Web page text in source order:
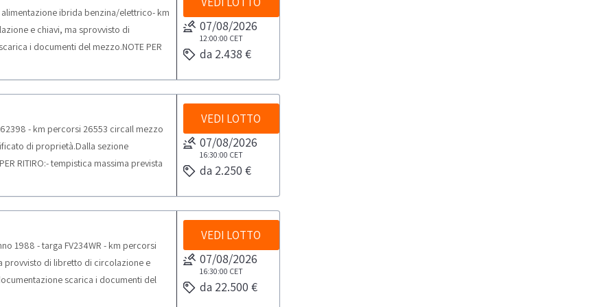
alimentazione ibrida benzina/elettrico- km
e chiavi, ma sprovvisto di
i documenti del mezzo.NOTE PER
delle attività di ritiro dal giorno
mezzi per il ritiro: batteria/carroattrezzi
presso l’agenzia di pratiche auto
di scaricare il file “Listino prezzi
nel Listino possono subire
marche da bollo), MCTC
unicamente a seguito dell'invio della
sin da ora una tempistica certa
mutevoli in base al Foro di
intendano esportare tali beni
sezione Beni Mobili Registrati.
07/08/2026
12:00:00 CET
da 2.438 €
- km percorsi 26553 circaIl mezzo
di proprietà.Dalla sezione
RITIRO:- tempistica massima prevista
1/2 giornataNOTE VENDITA:- Bene
effettuata nell'esercizio di impresa.
quanto non rientrante nel disposto
€ 2,00.L'esclusione dal campo di
residenti in Italia.- Si precisa che il
Civile. Pertanto Agenzia Effe
al PRA.Sarà onere
mezzo(a seguito del collaudo) alla
VEDI LOTTO
07/08/2026
16:30:00 CET
da 2.250 €
1988 - targa FV234WR - km percorsi
provvisto di libretto di circolazione e
scarica i documenti del
per lo svolgimento delle attività di ritiro dal
VEDI LOTTO
07/08/2026
16:30:00 CET
da 22.500 €